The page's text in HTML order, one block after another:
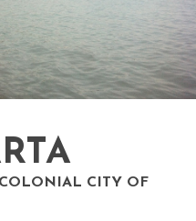
CITY OF